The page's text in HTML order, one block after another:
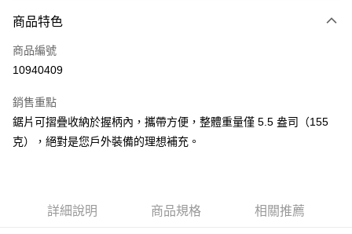
3 期 0 利率 每期
合作金庫商業銀行
上海商業儲蓄銀行
臺灣中小企業銀行
匯豐（台灣）商業銀行
華泰商業銀行
聯邦商業銀行
遠東國際商業銀行
台灣樂天信用卡公司
超商取貨付款
LINE Pay
Apple Pay
ATM付款
每筆NT$60，滿NT$490(含以上)免運費
商品特色
商品編號
10940409
銷售重點
鋸片可摺疊收納於握柄內，攜帶方便，整體重量僅 5.5 盎司（155
克），絕對是您戶外裝備的理想補充。
詳細說明 商品規格 相關推薦